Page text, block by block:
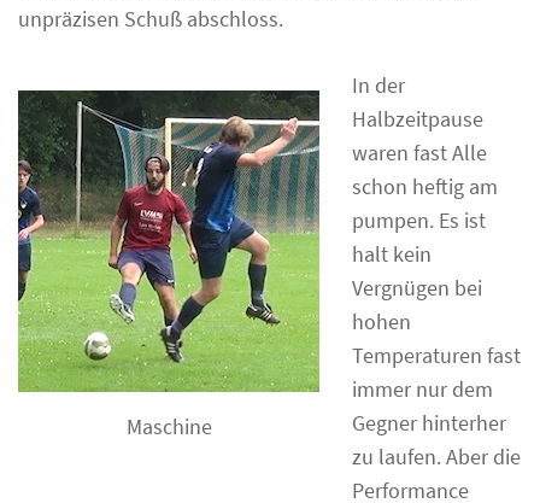
unpräzisen Schuß abschloss.
Maschine
In der
Halbzeitpause
waren fast Alle
schon heftig am
pumpen. Es ist
halt kein
Vergnügen bei
hohen
Temperaturen fast
immer nur dem
Gegner hinterher
zu laufen. Aber die
Performance